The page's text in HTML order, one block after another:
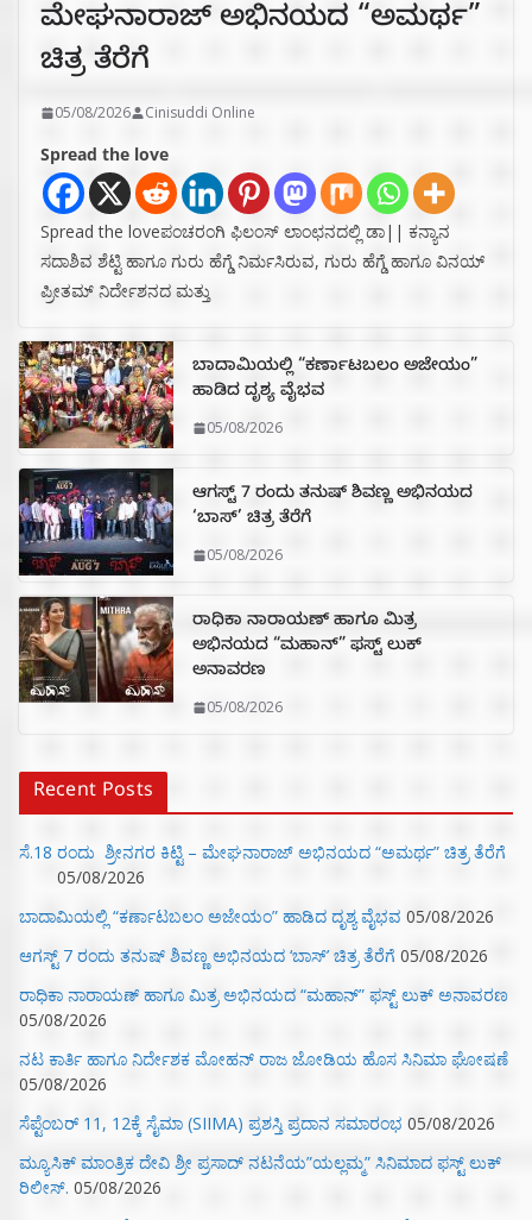
ಮೇಘನಾರಾಜ್ ಅಭಿನಯದ “ಅಮರ್ಥ”
ಚಿತ್ರ ತೆರೆಗೆ
05/08/2026 Cinisuddi Online
Spread the love
Spread the loveಪಂಚರಂಗಿ ಫಿಲಂಸ್ ಲಾಂಛನದಲ್ಲಿ ಡಾ|| ಕನ್ಯಾನ
ಸದಾಶಿವ ಶೆಟ್ಟಿ ಹಾಗೂ ಗುರು ಹೆಗ್ಡೆ ನಿರ್ಮಸಿರುವ, ಗುರು ಹೆಗ್ಡೆ ಹಾಗೂ ವಿನಯ್
ಪ್ರೀತಮ್ ನಿರ್ದೇಶನದ ಮತ್ತು
ಬಾದಾಮಿಯಲ್ಲಿ “ಕರ್ಣಾಟಬಲಂ ಅಜೇಯಂ”
ಹಾಡಿದ ದೃಶ್ಯ ವೈಭವ
05/08/2026
ಆಗಸ್ಟ್ 7 ರಂದು ತನುಷ್ ಶಿವಣ್ಣ ಅಭಿನಯದ
‘ಬಾಸ್’ ಚಿತ್ರ ತೆರೆಗೆ
05/08/2026
ರಾಧಿಕಾ ನಾರಾಯಣ್ ಹಾಗೂ ಮಿತ್ರ
ಅಭಿನಯದ “ಮಹಾನ್” ಫಸ್ಟ್ ಲುಕ್
ಅನಾವರಣ
05/08/2026
Recent Posts
ಸೆ.18 ರಂದು ಶ್ರೀನಗರ ಕಿಟ್ಟಿ – ಮೇಘನಾರಾಜ್ ಅಭಿನಯದ “ಅಮರ್ಥ” ಚಿತ್ರ ತೆರೆಗೆ
05/08/2026
ಬಾದಾಮಿಯಲ್ಲಿ “ಕರ್ಣಾಟಬಲಂ ಅಜೇಯಂ” ಹಾಡಿದ ದೃಶ್ಯ ವೈಭವ 05/08/2026
ಆಗಸ್ಟ್ 7 ರಂದು ತನುಷ್ ಶಿವಣ್ಣ ಅಭಿನಯದ ‘ಬಾಸ್’ ಚಿತ್ರ ತೆರೆಗೆ 05/08/2026
ರಾಧಿಕಾ ನಾರಾಯಣ್ ಹಾಗೂ ಮಿತ್ರ ಅಭಿನಯದ “ಮಹಾನ್” ಫಸ್ಟ್ ಲುಕ್ ಅನಾವರಣ
05/08/2026
ನಟ ಕಾರ್ತಿ ಹಾಗೂ ನಿರ್ದೇಶಕ ಮೋಹನ್ ರಾಜ ಜೋಡಿಯ ಹೊಸ ಸಿನಿಮಾ ಘೋಷಣೆ
05/08/2026
ಸೆಪ್ಟೆಂಬರ್ 11, 12ಕ್ಕೆ ಸೈಮಾ (SIIMA) ಪ್ರಶಸ್ತಿ ಪ್ರದಾನ ಸಮಾರಂಭ 05/08/2026
ಮ್ಯೂಸಿಕ್‌ ಮಾಂತ್ರಿಕ ದೇವಿ ಶ್ರೀ ಪ್ರಸಾದ್ ನಟನೆಯ”ಯಲ್ಲಮ್ಮ” ಸಿನಿಮಾದ ಫಸ್ಟ್‌ ಲುಕ್‌
ರಿಲೀಸ್. 05/08/2026